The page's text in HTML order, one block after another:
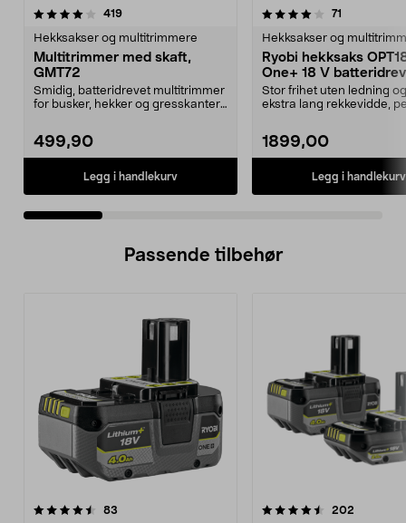
419anmeldelser
Hekksakser og multitrimmere
Multitrimmer med skaft,
GMT72
Smidig, batteridrevet multitrimmer
for busker, hekker og gresskanter.
499,90
Legg i handlekurv
4.0 av 5 stjerner 71
Hekksakser og
Ryobi hekksaks
One+ 18 V
Stor frihet uten ledning
ekstra lang rekkevidde,
1899,00
Legg i handlekurv
4.5 av 5 stjerner
Passende tilbehør
83
4.5av 5 stjerner 202
4.5av 5 stjerner